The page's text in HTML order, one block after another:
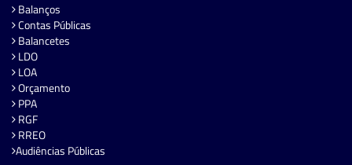
Balanços
Contas Públicas
Balancetes
LDO
LOA
Orçamento
PPA
RGF
RREO
Audiências Públicas